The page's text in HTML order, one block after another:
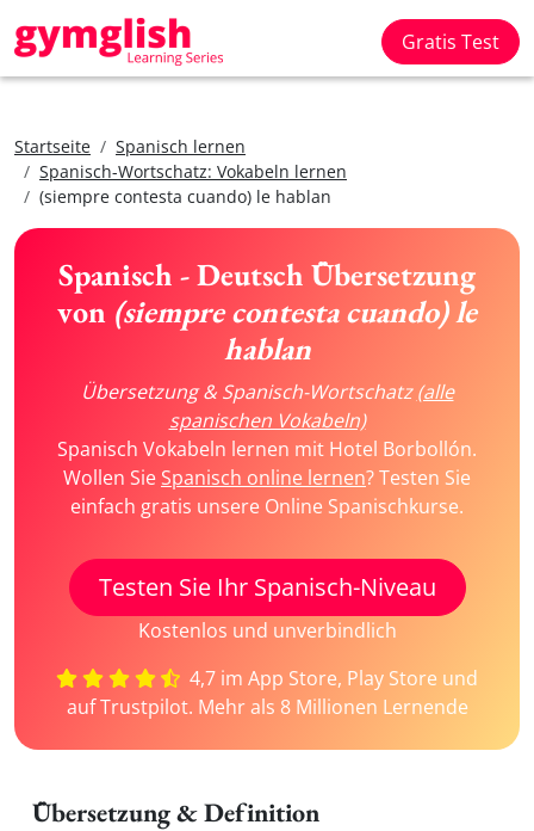
Gratis Test
Startseite
Spanisch lernen
Spanisch-Wortschatz: Vokabeln lernen
(siempre contesta cuando) le hablan
Spanisch - Deutsch Übersetzung
von (siempre contesta cuando) le
hablan
Übersetzung & Spanisch-Wortschatz(alle
spanischen Vokabeln)
Spanisch Vokabeln lernen mit Hotel Borbollón.
Wollen SieSpanisch online lernen? Testen Sie
einfach gratis unsere Online Spanischkurse.
Testen Sie Ihr Spanisch-Niveau
Kostenlos und unverbindlich
4,7 im App Store, Play Store und
auf Trustpilot. Mehr als 8 Millionen Lernende
Übersetzung & Definition